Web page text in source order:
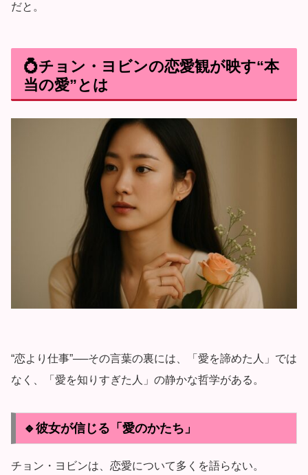
だと。
💍チョン・ヨビンの恋愛観が映す“本
当の愛”とは
“恋より仕事”──その言葉の裏には、「愛を諦めた人」では
なく、「愛を知りすぎた人」の静かな哲学がある。
🔹彼女が信じる「愛のかたち」
チョン・ヨビンは、恋愛について多くを語らない。